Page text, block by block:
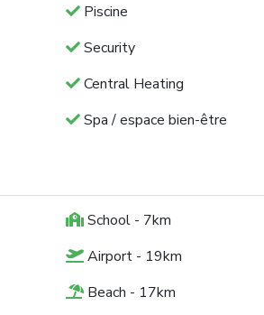
Piscine
Security
Central Heating
Spa / espace bien-être
School - 7km
Airport - 19km
Beach - 17km